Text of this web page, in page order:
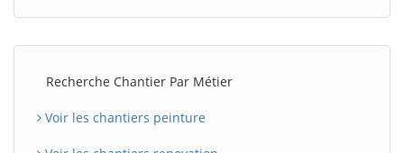
Recherche Chantier Par Métier
Voir les chantiers peinture